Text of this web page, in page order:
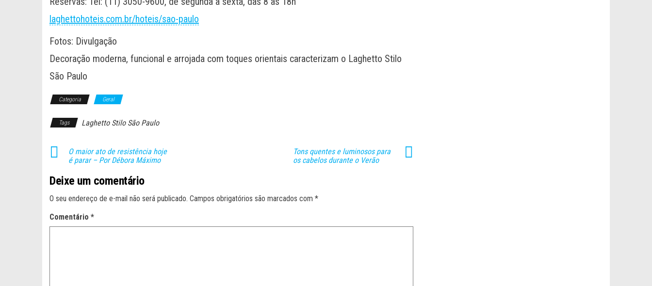
laghettohoteis.com.br/hoteis/sao-paulo
Fotos: Divulgação
Decoração moderna, funcional e arrojada com toques orientais caracterizam o Laghetto Stilo
São Paulo
Categoria Geral
Tags Laghetto Stilo São Paulo
O maior ato de resistência hoje
é parar – Por Débora Máximo
Tons quentes e luminosos para
os cabelos durante o Verão
Deixe um comentário
O seu endereço de e-mail não será publicado. Campos obrigatórios são marcados com *
Comentário *